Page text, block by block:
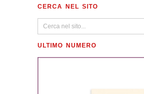
CERCA NEL SITO
ULTIMO NUMERO